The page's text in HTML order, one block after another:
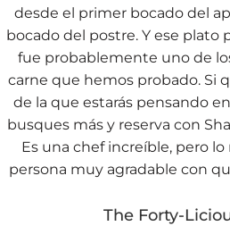
desde el primer bocado del
bocado del postre. Y ese plato
fue probablemente uno de
carne que hemos probado. Si
de la que estarás pensando
busques más y reserva con
Es una chef increíble, pero
persona muy agradable con
The Forty-